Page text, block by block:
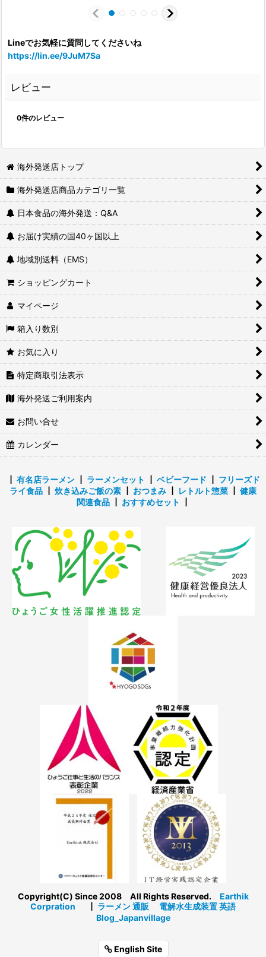
Lineでお気軽に質問してくださいね
https://lin.ee/9JuM7Sa
レビュー
0件のレビュー
海外発送店トップ
海外発送店商品カテゴリ一覧
日本食品の海外発送：Q&A
お届け実績の国40ヶ国以上
地域別送料（EMS）
ショッピングカート
マイページ
箱入り数別
お気に入り
特定商取引法表示
海外発送ご利用案内
お問い合せ
カレンダー
有名店ラーメン┃ ラーメンセット ベビーフード
フリーズド
ライ食品
炊き込みご飯の素 おつまみ レトルト惣菜
健康
関連食品┃ おすすめセット
Copyright(C) Since 2008 All Rights Reserved. Earthik
Corpration
ラーメン 通販 電解水生成装置英語
Blog_Japanvillage
English Site